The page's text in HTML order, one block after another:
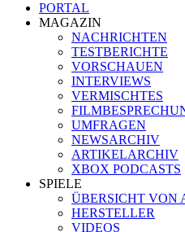
PORTAL
MAGAZIN
NACHRICHTEN
TESTBERICHTE
VORSCHAUEN
INTERVIEWS
VERMISCHTES
UMFRAGEN
NEWSARCHIV
ARTIKELARCHIV
XBOX PODCASTS
SPIELE
ÜBERSICHT VON
HERSTELLER
VIDEOS